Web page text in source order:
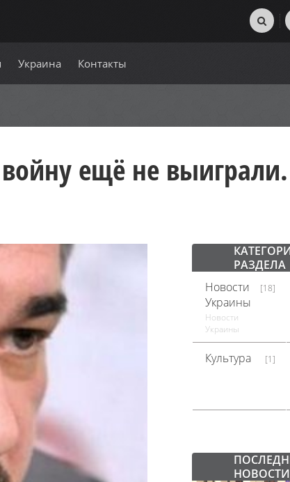
Украина Контакты
ещё не выиграли.
РАЗДЕЛА
Новости
Украины
[18]
Новости
Украины
Культура [1]
НОВОСТИ